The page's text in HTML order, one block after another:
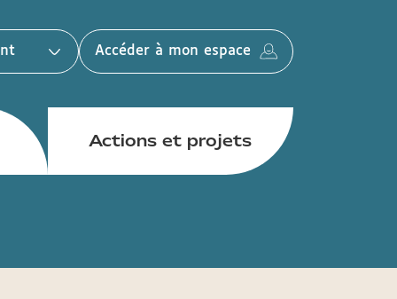
Accéder à mon espace
Actions et projets